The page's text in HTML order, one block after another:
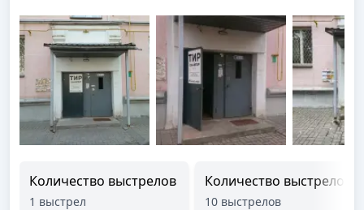
Количество выстрелов
1 выстрел
Количество выстрелов
10 выстрелов